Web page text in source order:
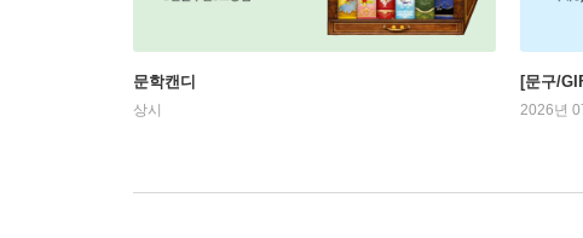
문학캔디
상시
[문구/
2026년